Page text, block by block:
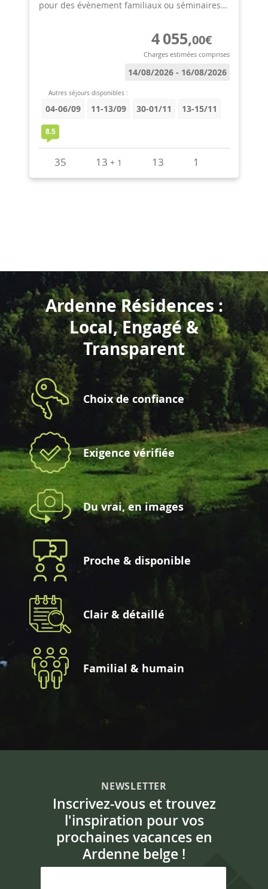
Ardenne Résidences :
Local, Engagé &
Transparent
Choix de confiance
Exigence vérifiée
Du vrai, en images
Proche & disponible
Clair & détaillé
Familial & humain
NEWSLETTER
Inscrivez-vous et trouvez
l'inspiration pour vos
prochaines vacances en
Ardenne belge !